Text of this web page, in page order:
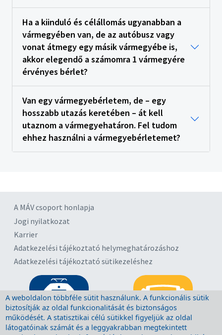
Ha a kiinduló és célállomás ugyanabban a
vármegyében van, de az autóbusz vagy
vonat átmegy egy másik vármegyébe is,
akkor elegendő a számomra 1 vármegyére
érvényes bérlet?
Van egy vármegyebérletem, de – egy
hosszabb utazás keretében – át kell
utaznom a vármegyehatáron. Fel tudom
ehhez használni a vármegyebérletemet?
A MÁV csoport honlapja
Jogi nyilatkozat
Karrier
Adatkezelési tájékoztató helymeghatározáshoz
Adatkezelési tájékoztató sütikezeléshez
A weboldalon többféle sütit használunk. A funkcionális sütik
biztosítják az oldal funkcionalitását és biztonságos
működését. A statisztikai célú sütikkel figyeljük az oldal
látogatóinak számát és a leggyakrabban megtekintett